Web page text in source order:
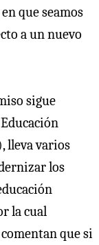
que seamos
a un nuevo
sigue
lleva varios
los
la cual
que si